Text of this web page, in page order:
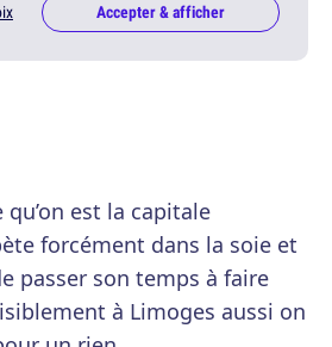
Accepter & afficher
qu’on est la capitale
forcément dans la soie et
passer son temps à faire
à Limoges aussi on